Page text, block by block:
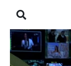
NASLOVNA
VESTI